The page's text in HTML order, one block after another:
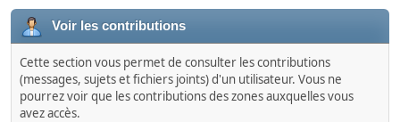
Voir les contributions
Cette section vous permet de consulter les contributions
(messages, sujets et fichiers joints) d'un utilisateur. Vous ne
pourrez voir que les contributions des zones auxquelles vous
avez accès.